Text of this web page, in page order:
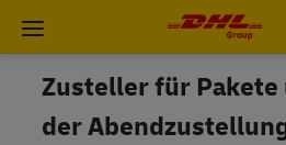
Skip to main
Zusteller für
der